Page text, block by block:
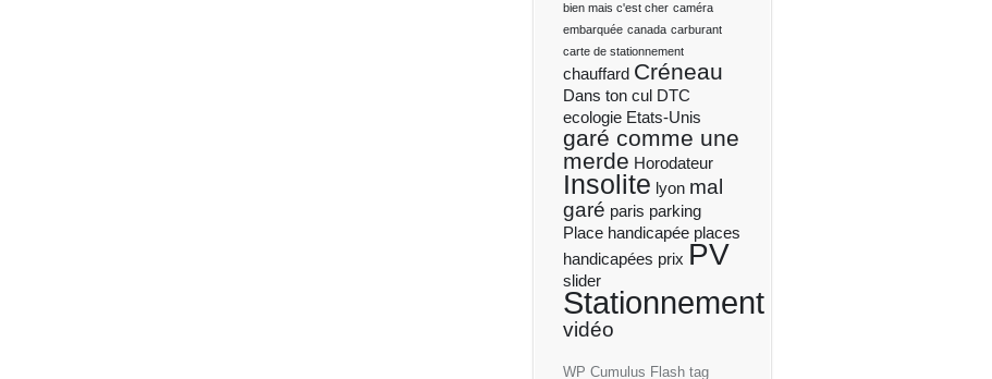
bien mais c'est cher caméra
embarquée canada carburant
carte de stationnement
chauffard Créneau
Dans ton cul DTC
ecologie Etats-Unis
garé comme une
merde Horodateur
Insolite lyon mal
garé paris parking
Place handicapée places
handicapées prix PV
slider
Stationnement
vidéo
WP Cumulus Flash tag